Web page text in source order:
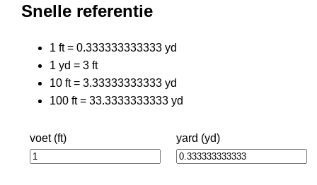
Snelle referentie
1 ft = 0.333333333333 yd
1 yd = 3 ft
10 ft = 3.33333333333 yd
100 ft = 33.3333333333 yd
voet (ft) yard (yd)